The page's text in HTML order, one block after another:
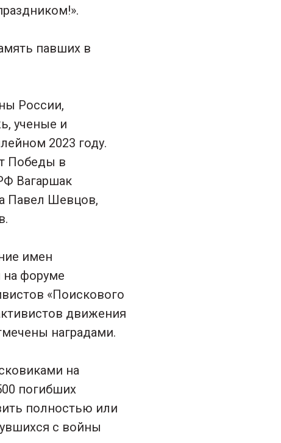
павших в
России,
ученые и
2023 году.
Победы в
Вагаршак
Павел Шевцов,
имен
на форуме
«Поискового
движения
наградами.
на
погибших
полностью или
с войны